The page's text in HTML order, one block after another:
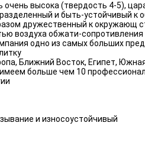
высока (твердость 4-5),
и быть-устойчивый
дружественный к
воздуха обжати-
одно из самых больших
Ближний Восток, Египет,
больше чем 10
и износоустойчивый